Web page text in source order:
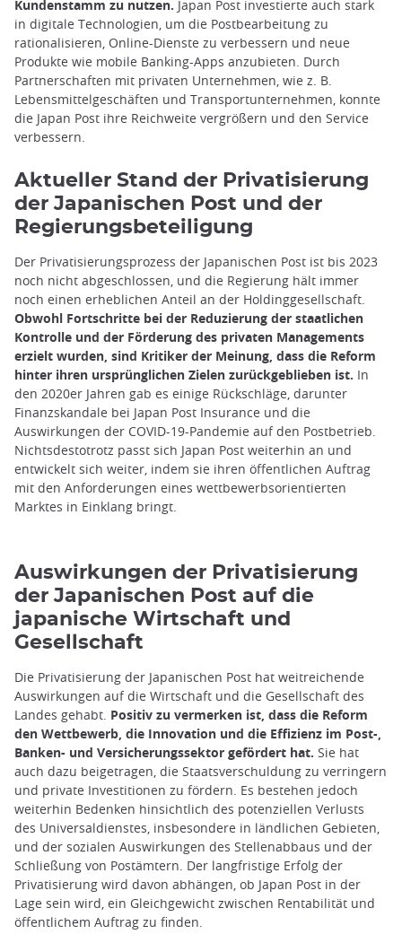
Kundenstamm zu nutzen. Japan Post investierte auch stark
in digitale Technologien, um die Postbearbeitung zu
rationalisieren, Online-Dienste zu verbessern und neue
Produkte wie mobile Banking-Apps anzubieten. Durch
Partnerschaften mit privaten Unternehmen, wie z. B.
Lebensmittelgeschäften und Transportunternehmen, konnte
die Japan Post ihre Reichweite vergrößern und den Service
verbessern.
Aktueller Stand der Privatisierung
der Japanischen Post und der
Regierungsbeteiligung
Der Privatisierungsprozess der Japanischen Post ist bis 2023
noch nicht abgeschlossen, und die Regierung hält immer
noch einen erheblichen Anteil an der Holdinggesellschaft.
Obwohl Fortschritte bei der Reduzierung der staatlichen
Kontrolle und der Förderung des privaten Managements
erzielt wurden, sind Kritiker der Meinung, dass die Reform
hinter ihren ursprünglichen Zielen zurückgeblieben ist. In
den 2020er Jahren gab es einige Rückschläge, darunter
Finanzskandale bei Japan Post Insurance und die
Auswirkungen der COVID-19-Pandemie auf den Postbetrieb.
Nichtsdestotrotz passt sich Japan Post weiterhin an und
entwickelt sich weiter, indem sie ihren öffentlichen Auftrag
mit den Anforderungen eines wettbewerbsorientierten
Marktes in Einklang bringt.
Auswirkungen der Privatisierung
der Japanischen Post auf die
japanische Wirtschaft und
Gesellschaft
Die Privatisierung der Japanischen Post hat weitreichende
Auswirkungen auf die Wirtschaft und die Gesellschaft des
Landes gehabt. Positiv zu vermerken ist, dass die Reform
den Wettbewerb, die Innovation und die Effizienz im Post-,
Banken- und Versicherungssektor gefördert hat. Sie hat
auch dazu beigetragen, die Staatsverschuldung zu verringern
und private Investitionen zu fördern. Es bestehen jedoch
weiterhin Bedenken hinsichtlich des potenziellen Verlusts
des Universaldienstes, insbesondere in ländlichen Gebieten,
und der sozialen Auswirkungen des Stellenabbaus und der
Schließung von Postämtern. Der langfristige Erfolg der
Privatisierung wird davon abhängen, ob Japan Post in der
Lage sein wird, ein Gleichgewicht zwischen Rentabilität und
öffentlichem Auftrag zu finden.